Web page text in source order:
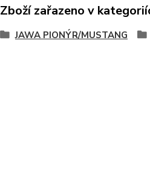
Zboží zařazeno v
JAWA PIONÝR/MUSTANG